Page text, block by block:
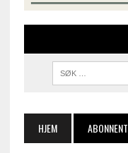
HJEM ABONNENT